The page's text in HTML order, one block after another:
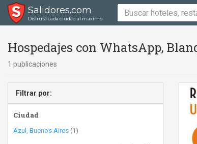
Salidores.com
Disfrutá cada ciudad al máximo
Hospedajes con WhatsApp,
1 publicaciones
Filtrar por:
Ciudad
Azul, Buenos Aires (1)